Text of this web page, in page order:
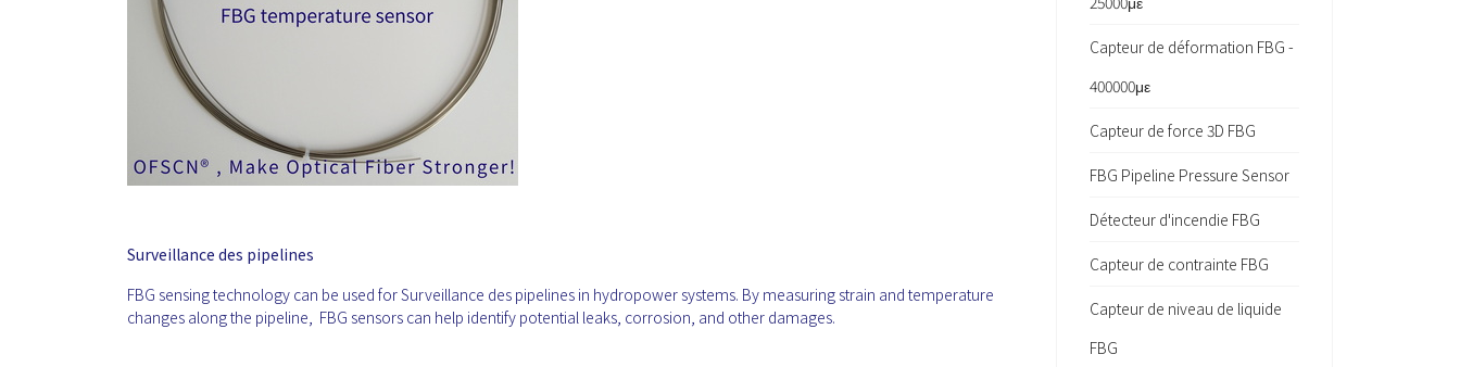
Surveillance des pipelines
FBG sensing technology can be used for Surveillance des pipelines in hydropower systems. By measuring strain and temperature
changes along the pipeline, FBG sensors can help identify potential leaks, corrosion, and other damages.
Capteur de déformation FBG -
400000με
Capteur de force 3D FBG
FBG Pipeline Pressure Sensor
Détecteur d'incendie FBG
Capteur de contrainte FBG
Capteur de niveau de liquide
FBG